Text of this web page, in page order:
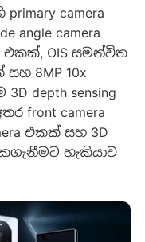
camera
angle camera
එකක්, OIS සමන්විත
සහ 8MP 10x
depth sensing
front camera
එකක් සහ 3D
හැකියාව